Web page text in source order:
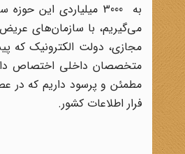
به 3000 میلیاردی
می‌گیریم، با سازمان‌های
مجازی، دولت الکترونیک که
متخصصان داخلی اختصاص
مطمئن و پرسود داریم که در
فرار اطلاعات کشور.